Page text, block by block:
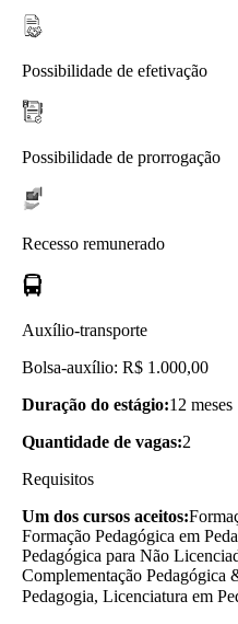
Possibilidade de efetivação
Possibilidade de prorrogação
Recesso remunerado
Auxílio-transporte
Bolsa-auxílio: R$ 1.000,00
Duração do estágio:12 meses
Quantidade de vagas:2
Requisitos
Um dos cursos aceitos:
Formação Pedagógica em
Pedagógica para Não
Complementação Pedagógica
Pedagogia, Licenciatura em